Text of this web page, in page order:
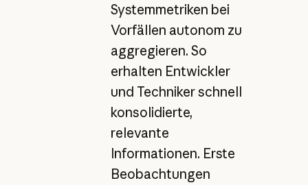
Systemmetriken bei
Vorfällen autonom zu
aggregieren. So
erhalten Entwickler
und Techniker schnell
konsolidierte,
relevante
Informationen. Erste
Beobachtungen